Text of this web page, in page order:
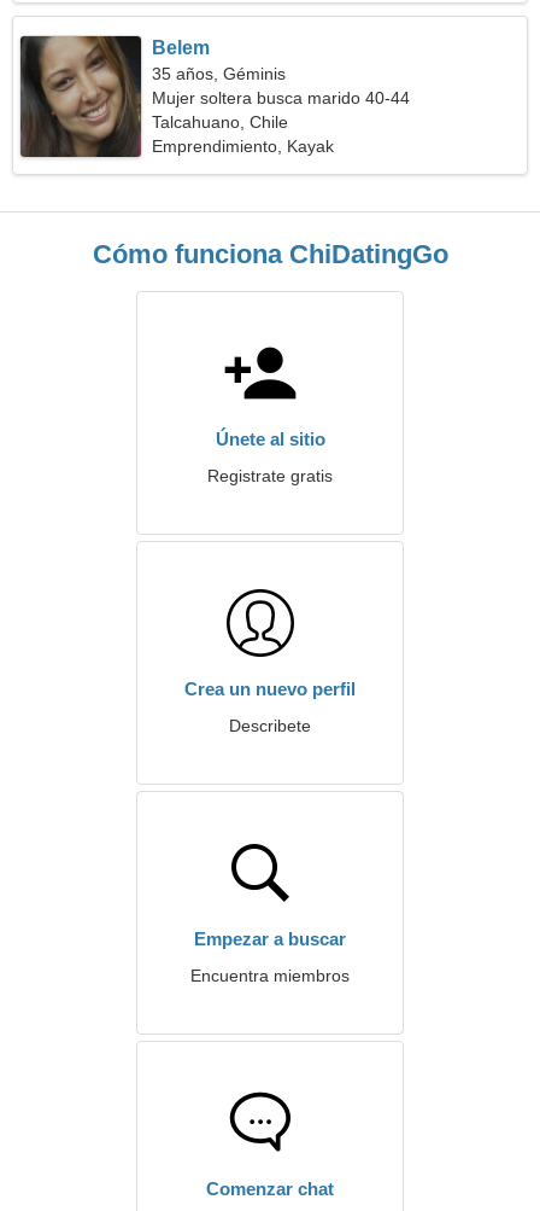
Belem
35 años, Géminis
Mujer soltera busca marido 40-44
Talcahuano, Chile
Emprendimiento, Kayak
Cómo funciona ChiDatingGo
Únete al sitio
Registrate gratis
Crea un nuevo perfil
Describete
Empezar a buscar
Encuentra miembros
Comenzar chat